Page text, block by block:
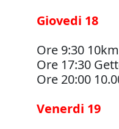
Giovedi 18
Ore 9:30
Ore 17:30
Ore 20:00
Venerdi 19